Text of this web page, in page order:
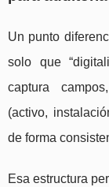
Un punto
solo que
captura
(activo,
de forma
Esa estructura